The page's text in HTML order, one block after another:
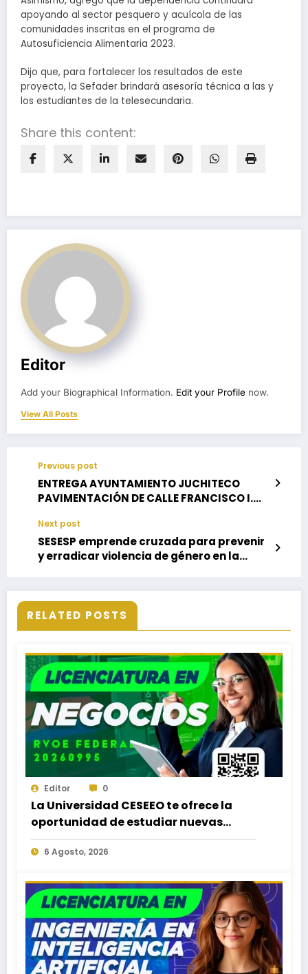
apoyando al sector pesquero y acuícola de las
comunidades inscritas en el programa de
Autosuficiencia Alimentaria 2023.
Dijo que, para fortalecer los resultados de este
proyecto, la Sefader brindará asesoría técnica a las y
los estudiantes de la telesecundaria.
Share this content:
Editor
Add your Biographical Information. Edit your Profile now.
View All Posts
Previous post
ENTREGA AYUNTAMIENTO JUCHITECO
PAVIMENTACIÓN DE CALLE FRANCISCO I.
Next post
SESESP emprende cruzada para prevenir
y erradicar violencia de género en la
RELATED POSTS
Editor 0
La Universidad CESEEO te ofrece la
oportunidad de estudiar nuevas
Licenciaturas en los Campus Oaxaca,
Puerto Escondido, Ixtepec y en la
6 Agosto, 2026